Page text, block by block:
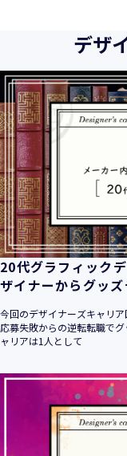
様、お取引先関係
材派遣サービス、
他、利用者の皆さ
創出」に利用して
情報などを従業者
て個人情報及び特
時に、個人情報な
務と認識しており
めた行動規範に基
権利の保護、個人
また、以下に示す
ジメントシステム
要請の変化、経営
続的改善に、全社
す。
当社は、事業の目
を行い、特定され
人情報の取扱いを
当社は個人情報の
他の規範を遵守致
当社は個人情報の
は、合理的な安全
し、継続的に向上
デザ
20代グラフィック
ザイナーからグッ
今回のデザイナーズキャリ
応募失敗からの逆転転職で
ャリアは1人として